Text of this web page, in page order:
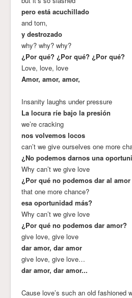
pero está acuchillado
and torn,
y destrozado
why? why? why?
¿Por qué? ¿Por qué? ¿Por qué?
Love, love, love
Amor, amor, amor,
Insanity laughs under pressure
La locura ríe bajo la presión
we’re cracking
nos volvemos locos
can’t we give ourselves one more
¿No podemos darnos una
Why can’t we give love
¿Por qué no podemos dar al amor
that one more chance?
esa oportunidad más?
Why can’t we give love
¿Por qué no podemos dar amor?
give love, give love
dar amor, dar amor
give love, give love…
dar amor, dar amor...
Cause love’s such an old fashioned